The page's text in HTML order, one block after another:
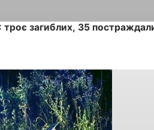
загиблих, 35